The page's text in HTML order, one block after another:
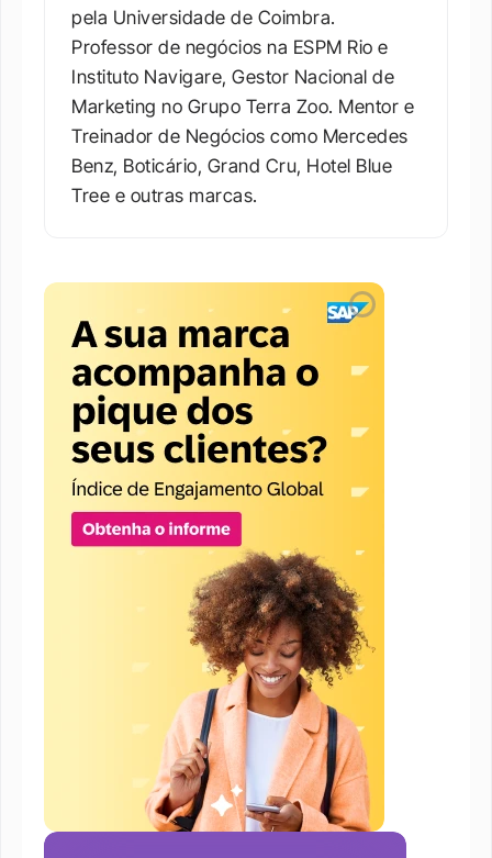
pela Universidade de Coimbra.
Professor de negócios na ESPM Rio e
Instituto Navigare, Gestor Nacional de
Marketing no Grupo Terra Zoo. Mentor e
Treinador de Negócios como Mercedes
Benz, Boticário, Grand Cru, Hotel Blue
Tree e outras marcas.